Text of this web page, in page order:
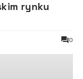
rynku
0